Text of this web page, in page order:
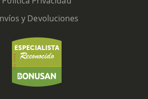
y Devoluciones